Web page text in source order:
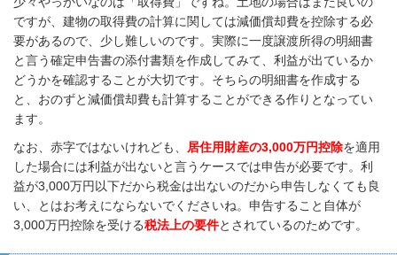
ですが、建物の取得費の計算に関しては減価償却費を控除する必
要があるので、少し難しいのです。実際に一度譲渡所得の明細書
と言う確定申告書の添付書類を作成してみて、利益が出ているか
どうかを確認することが大切です。そちらの明細書を作成する
と、おのずと減価償却費も計算することができる作りとなってい
ます。
なお、赤字ではないけれども、
居住用財産の3,000万円控除を適用
した場合には利益が出ないと言うケースでは申告が必要です。利
益が3,000万円以下だから税金は出ないのだから申告しなくても良
い、とはお考えにならないでくださいね。申告すること自体が
3,000万円控除を受ける税法上の要件とされているのためです。